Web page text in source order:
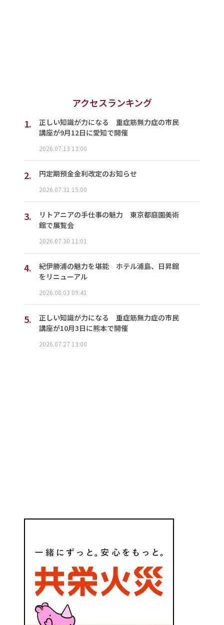
アクセスランキング
1.
正しい知識が力になる 重症筋無力症の市民
講座が9月12日に愛知で開催
2026.07.13 13:00
2. 円定期預金金利改定のお知らせ
2026.07.31 15:00
3.
リトアニアの手仕事の魅力 東京都庭園美術
館で展覧会
2026.07.30 11:01
4.
紀伊勝浦の魅力を堪能 ホテル浦島、日昇館
をリニューアル
2026.08.03 09:41
5.
正しい知識が力になる 重症筋無力症の市民
講座が10月3日に熊本で開催
2026.07.27 13:00